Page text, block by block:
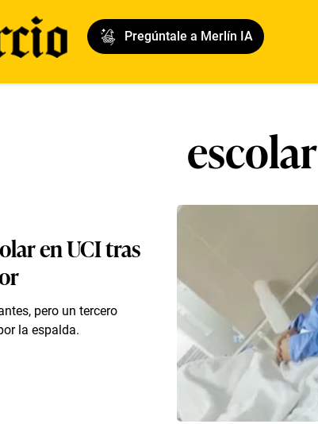
Pregúntale a Merlín IA
escolar
en UCI tras
pero un tercero
la espalda.